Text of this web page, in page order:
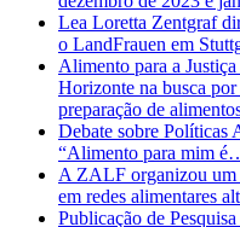
Lea Loretta Zentgraf
o LandFrauen em
Alimento para a
Horizonte na busca por
preparação de
Debate sobre Políticas
“Alimento para mim
A ZALF organizou um
em redes alimentares
Publicação de